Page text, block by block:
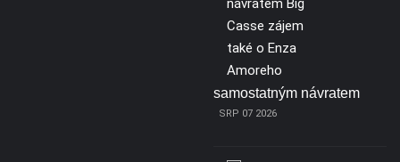
samostatným návratem
SRP 07 2026